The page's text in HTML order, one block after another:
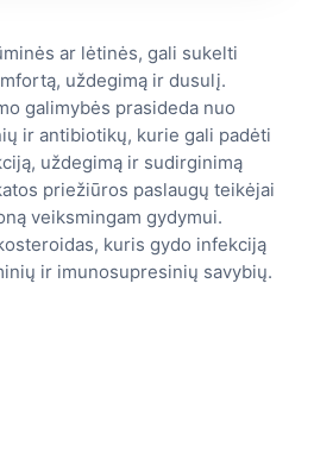
ar lėtinės, gali sukelti
uždegimą ir dusulį.
galimybės prasideda nuo
ir antibiotikų, kurie gali padėti
uždegimą ir sudirginimą
priežiūros paslaugų teikėjai
veiksmingam gydymui.
kuris gydo infekciją
ir imunosupresinių savybių.